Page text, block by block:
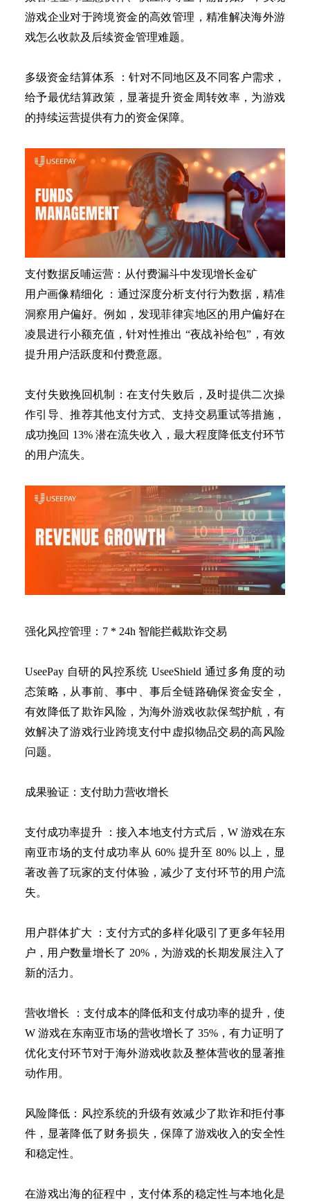
游戏企业对于跨境资金的高效管理，精准解决海外游
戏怎么收款及后续资金管理难题。
多级资金结算体系
：针对不同地区及不同客户需求，
给予最优结算政策，显著提升资金周转效率，为游戏
的持续运营提供有力的资金保障。
支付数据反哺运营：从付费漏斗中发现增长金矿
用户画像精细化
：通过深度分析支付行为数据，精准
洞察用户偏好。例如，发现菲律宾地区的用户偏好在
凌晨进行小额充值，针对性推出 “夜战补给包”，有效
提升用户活跃度和付费意愿。
支付失败挽回机制：在支付失败后，及时提供二次操
作引导、推荐其他支付方式、支持交易重试等措施，
成功挽回 13% 潜在流失收入，最大程度降低支付环节
的用户流失。
强化风控管理： 7 * 24h 智能拦截欺诈交易
UseePay 自研的风控系统 UseeShield 通过多角度的动
态策略，从事前、事中、事后全链路确保资金安全，
有效降低了欺诈风险，为海外游戏收款保驾护航，有
效解决了游戏行业跨境支付中虚拟物品交易的高风险
问题。
成果验证：支付助力营收增长
支付成功率提升 ：接入本地支付方式后， W 游戏在东
南亚市场的支付成功率从 60% 提升至 80% 以上，显
著改善了玩家的支付体验，减少了支付环节的用户流
失。
用户群体扩大
：支付方式的多样化吸引了更多年轻用
户，用户数量增长了 20%，为游戏的长期发展注入了
新的活力。
营收增长
：支付成本的降低和支付成功率的提升，使
W 游戏在东南亚市场的营收增长了 35%，有力证明了
优化支付环节对于海外游戏收款及整体营收的显著推
动作用。
风险降低：风控系统的升级有效减少了欺诈和拒付事
件，显著降低了财务损失，保障了游戏收入的安全性
和稳定性。
在游戏出海的征程中，支付体系的稳定性与本地化是